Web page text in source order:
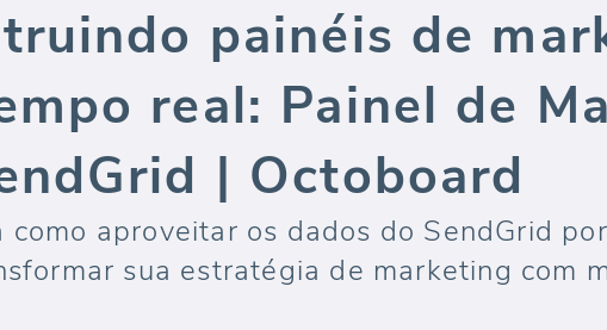
painéis de
real: Painel de
| Octoboard
como aproveitar os dados do SendGrid
sua estratégia de marketing com